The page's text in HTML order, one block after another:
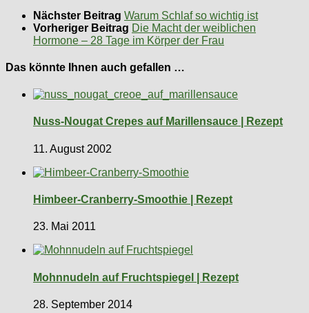
Nächster Beitrag Warum Schlaf so wichtig ist
Vorheriger Beitrag Die Macht der weiblichen
Hormone – 28 Tage im Körper der Frau
Das könnte Ihnen auch gefallen …
Nuss-Nougat Crepes auf Marillensauce | Rezept
11. August 2002
Himbeer-Cranberry-Smoothie | Rezept
23. Mai 2011
Mohnnudeln auf Fruchtspiegel | Rezept
28. September 2014